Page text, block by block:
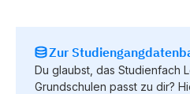
Zur
Du glaubst, das Studienfach
Grundschulen passt zu dir?